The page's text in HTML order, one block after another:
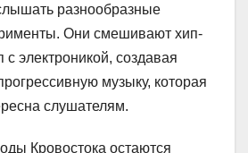
разнообразные
Они смешивают хип-
с электроникой, создавая
музыку, которая
слушателям.
Кровостока остаются